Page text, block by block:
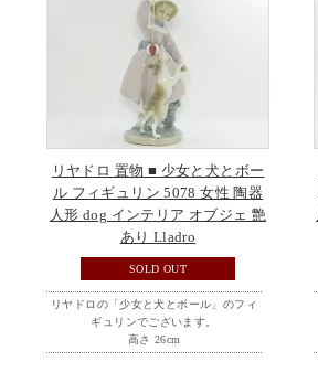
リヤドロ 置物 ■ 少女と犬とボー
ル フィギュリン 5078 女性 陶器
人形 dog インテリア オブジェ 艶
あり Lladro
SOLD OUT
リヤドロの「少女と犬とボール」のフィ
ギュリンでございます。
高さ 26cm